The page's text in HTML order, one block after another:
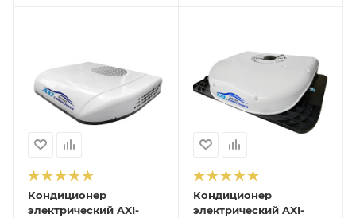
Кондиционер
электрический AXI-
Кондиционер
электрический AXI-